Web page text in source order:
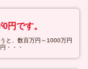
円です。
と、数百万円～1000万円
・・・